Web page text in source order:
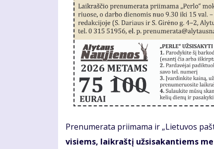
Prenumerata priimama ir „Lietuvos
visiems, laikraštį užsisakantiems